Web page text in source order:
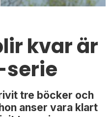
kvar är
tre böcker och
anser vara klart